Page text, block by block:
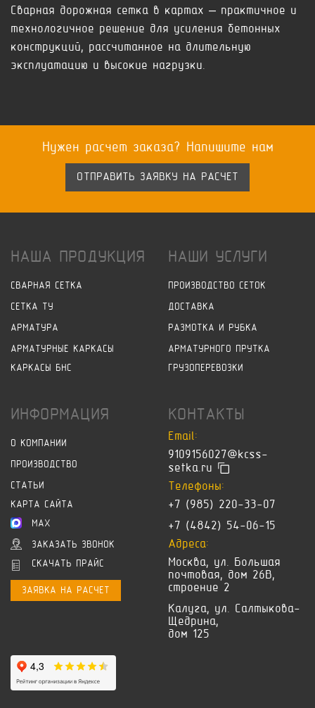
Сварная дорожная сетка в картах – практичное и
технологичное решение для усиления бетонных
конструкций, рассчитанное на длительную
эксплуатацию и высокие нагрузки.
Нужен расчет заказа? Напишите нам
ОТПРАВИТЬ ЗАЯВКУ НА РАСЧЕТ
НАША ПРОДУКЦИЯ
СВАРНАЯ СЕТКА
СЕТКА ТУ
АРМАТУРА
АРМАТУРНЫЕ КАРКАСЫ
КАРКАСЫ БНС
НАШИ УСЛУГИ
ПРОИЗВОДСТВО СЕТОК
ДОСТАВКА
РАЗМОТКА И РУБКА
АРМАТУРНОГО ПРУТКА
ГРУЗОПЕРЕВОЗКИ
ИНФОРМАЦИЯ
О КОМПАНИИ
ПРОИЗВОДСТВО
СТАТЬИ
КАРТА САЙТА
MAX
ЗАКАЗАТЬ ЗВОНОК
СКАЧАТЬ ПРАЙС
ЗАЯВКА НА РАСЧЕТ
КОНТАКТЫ
Email:
9109156027@kcss-
setka.ru
Телефоны:
+7 (985) 220-33-07
+7 (4842) 54-06-15
Адреса:
Москва, ул. Большая
почтовая, дом 26В,
строение 2
Калуга, ул. Салтыкова-
Щедрина,
дом 125